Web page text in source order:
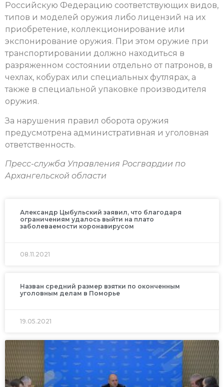
Российскую Федерацию соответствующих видов,
типов и моделей оружия либо лицензий на их
приобретение, коллекционирование или
экспонирование оружия. При этом оружие при
транспортировании должно находиться в
разряженном состоянии отдельно от патронов, в
чехлах, кобурах или специальных футлярах, а
также в специальной упаковке производителя
оружия.
За нарушения правил оборота оружия
предусмотрена административная и уголовная
ответственность.
Пресс-служба Управления Росгвардии по
Архангельской области
Александр Цыбульский заявил, что благодаря
ограничениям удалось выйти на плато
заболеваемости коронавирусом
08.11.2021
Назван средний размер взятки по оконченным
уголовным делам в Поморье
19.05.2021